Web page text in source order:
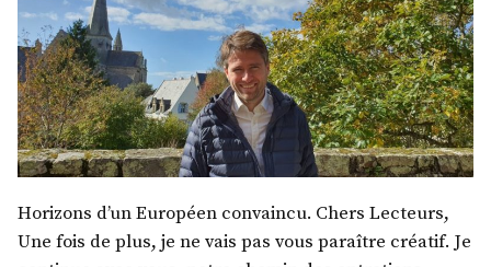
Horizons d’un Européen convaincu. Chers Lecteurs,
Une fois de plus, je ne vais pas vous paraître créatif. Je